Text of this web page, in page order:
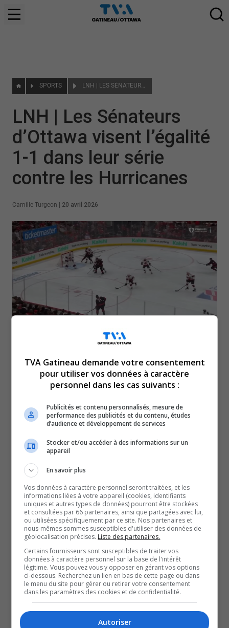
SPORTS LNH | LES SÉNATEURS D’OTTAWA VISENT L’ÉGALITÉ 1-1 DANS LEUR SÉRIE CONTRE LES HURRICANES
LNH | Les Sénateurs
d’Ottawa visent l’égalité
1-1 dans leur série
contre les Hurricanes
Camille Turgeon 20 avril 2026
les Hurricanes de la Caroline, les Sénateurs
tenteront de créer l’égalité ce soir, le 20 avril, à
19 h 30.
Les Sénateurs ont bien joué, mais ils se sont buté à un
la Caroline a repoussé les 22 tirs dirigés contre lui.
Ottawa ne voudra pas tirer de l’arrière 0-2 dans la série,
puisque dans l’histoire de la Ligue nationale de hockey,
seulement 15 % des équipes qui perdent les
deux premiers matchs sont en mesure de remporter la
série et de passer à la prochaine étape.
À lire aussi :
LNH | La Ville d’Ottawa inaugure le Mile des Sens
LHJMQ | Quatre joueurs des Olympiques de Gatineau
sur la liste finale du repêchage de la LNH
Hockey Midget | Les défis de l’Intrépide M18 AAA
X
TVA Gatineau demande votre consentement
pour utiliser vos données à caractère
personnel dans les cas suivants :
Publicités et contenu personnalisés, mesure de
performance des publicités et du contenu, études
d’audience et développement de services
Stocker et/ou accéder à des informations sur un
appareil
En savoir plus
Vos données à caractère personnel seront traitées, et les
informations liées à votre appareil (cookies, identifiants
uniques et autres types de données) pourront être stockées
et consultées par 66 partenaires, ainsi que partagées avec lui,
ou utilisées spécifiquement par ce site. Nos partenaires et
nous-mêmes sommes susceptibles d'utiliser des données de
géolocalisation précises. Liste des partenaires.
Certains fournisseurs sont susceptibles de traiter vos
données à caractère personnel sur la base de l'intérêt
légitime. Vous pouvez vous y opposer en gérant vos options
ci-dessous. Recherchez un lien en bas de cette page ou dans
le menu du site pour gérer ou retirer votre consentement
dans les paramètres des cookies et de confidentialité.
Autoriser